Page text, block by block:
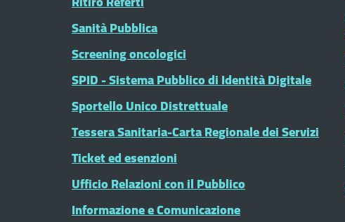
Sanità Pubblica
Screening oncologici
SPID - Sistema Pubblico di Identità Digitale
Sportello Unico Distrettuale
Tessera Sanitaria-Carta Regionale dei Servizi
Ticket ed esenzioni
Ufficio Relazioni con il Pubblico
Informazione e Comunicazione